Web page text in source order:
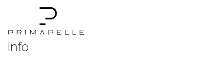
Info